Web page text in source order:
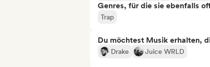
Genres, für die sie ebenfalls
Trap
Du möchtest Musik erhalten,
Drake Juice WRLD